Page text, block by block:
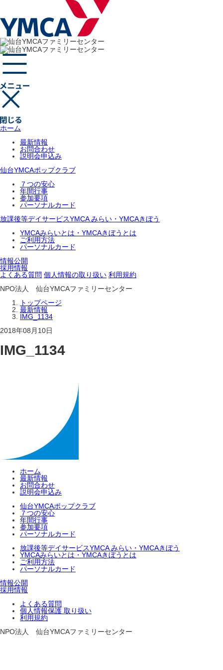
ホーム
最新情報
お問合わせ
説明会申込み
仙台YMCAポップクラブ
７つの安心
年間行事
参加要項
パーソナルカード
放課後等デイサービスYMCA みらい・YMCAきぼう
YMCAみらいとは・YMCAきぼうとは
ご利用方法
パーソナルカード
情報公開
採用情報
よくある質問 個人情報の取り扱い 利用規約
NPO法人 仙台YMCAファミリーセンター
トップページ
最新情報
IMG_1134
2018年08月10日
IMG_1134
ホーム
最新情報
お問合わせ
説明会申込み
仙台YMCAポップクラブ
７つの安心
年間行事
参加要項
パーソナルカード
放課後等デイサービスYMCA みらい・YMCAきぼう
YMCAみらいとは・YMCAきぼうとは
ご利用方法
パーソナルカード
情報公開
採用情報
よくある質問
個人情報保護 取り扱い
利用規約
NPO法人 仙台YMCAファミリーセンター